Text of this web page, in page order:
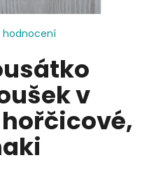
hodnocení
v